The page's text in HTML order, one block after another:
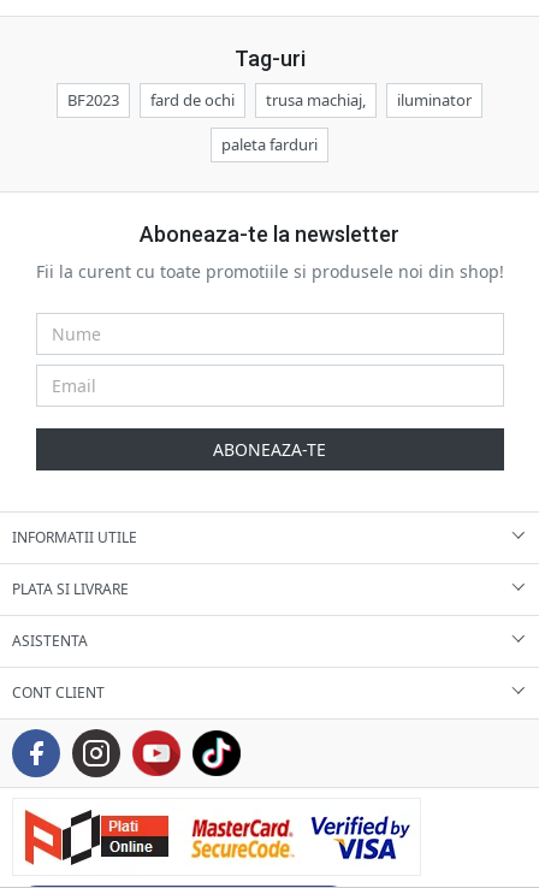
Tag-uri
BF2023 fard de ochi trusa machiaj, iluminator
paleta farduri
Aboneaza-te la newsletter
Fii la curent cu toate promotiile si produsele noi din shop!
ABONEAZA-TE
INFORMATII UTILE
PLATA SI LIVRARE
ASISTENTA
CONT CLIENT